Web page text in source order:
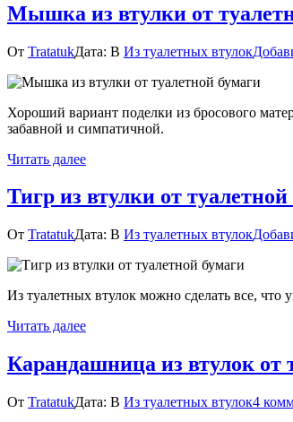
Мышка из втулки от
От TratatukДата: В Из туалетных втулок
Хороший вариант поделки из бросового
забавной и симпатичной.
Читать далее
Тигр из втулки от
От TratatukДата: В Из туалетных втулок
Из туалетных втулок можно сделать все,
Читать далее
Карандашница из втулок от
От TratatukДата: В Из туалетных втулок4